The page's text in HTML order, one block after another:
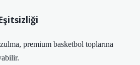
premium basketbol toplarına